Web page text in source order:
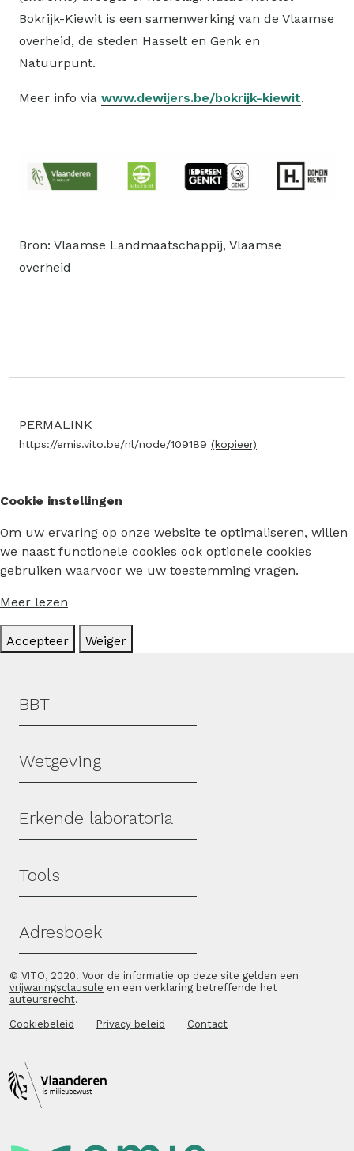
Bokrijk-Kiewit is een samenwerking van de Vlaamse
overheid, de steden Hasselt en Genk en
Natuurpunt.
Meer info via www.dewijers.be/bokrijk-kiewit.
Bron: Vlaamse Landmaatschappij, Vlaamse
overheid
PERMALINK
https://emis.vito.be/nl/node/109189 (kopieer)
Cookie instellingen
Om uw ervaring op onze website te optimaliseren, willen
we naast functionele cookies ook optionele cookies
gebruiken waarvoor we uw toestemming vragen.
Meer lezen
Accepteer Weiger
Hoofdmenu
BBT
Wetgeving
Erkende laboratoria
Tools
Adresboek
© VITO, 2020. Voor de informatie op deze site gelden een
vrijwaringsclausule en een verklaring betreffende het
auteursrecht.
Cookiebeleid Privacy beleid Contact